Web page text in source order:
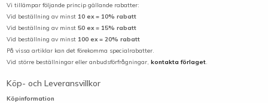
Vi tillämpar följande princip gällande rabatter:
Vid beställning av minst 10 ex = 10% rabatt
Vid beställning av minst 50 ex = 15% rabatt
Vid beställning av minst 100 ex = 20% rabatt
På vissa artiklar kan det förekomma specialrabatter.
Vid större beställningar eller anbudsförfrågningar, kontakta förlaget.
Köp- och Leveransvillkor
Köpinformation